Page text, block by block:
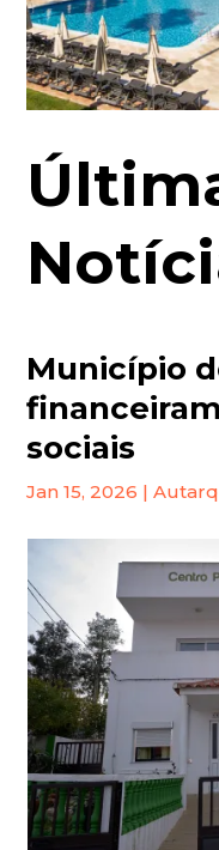
Município
sociais
Jan 15, 2026 |